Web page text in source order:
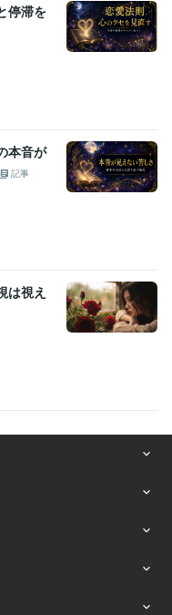
停滞を
本音が
記事
は視え